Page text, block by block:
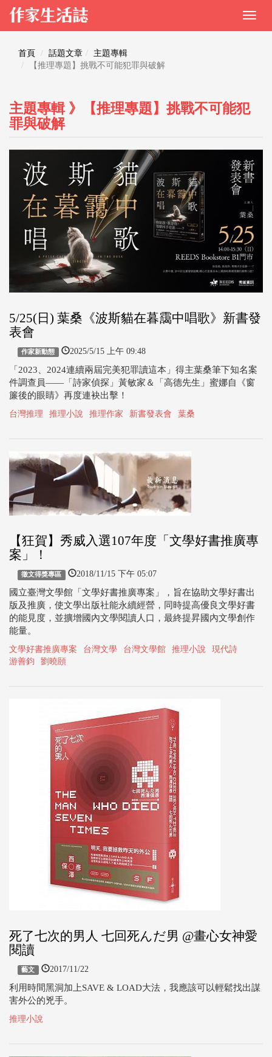
首頁 話題文章
主題專輯
【推理專題】挑戰不可能犯罪與破解
主題專輯 》【推理專題】挑戰不可能犯
罪與破解
5/25(日) 葉桑《波斯貓在暮靄中唱歌》新書發
表會
作家新動態 2025/5/15 上午 09:48
「2023、2024連續兩屆完美犯罪讀這本」得主葉桑筆下知名案
件調查員——「詩家偵探」黃敏家＆「高德先生」蜜娜自《窗
簾後的眼睛》再度連袂出擊！
台灣推理 推理小說 推理作家 新書發表會 葉桑
【狂賀】秀威入選107年度「文學好書推廣專
案」！
徵文得獎專區 2018/11/15 下午 05:07
國立臺灣文學館「文學好書推廣專案」，旨在協助文學好書出
版及推廣，使文學出版社能永續經營，同時提高優良文學好書
的能見度，並擴增國內文學閱讀人口，最終提昇國內文學創作
能量。
文學好書推廣專案 台灣文學 台灣文學館 推理小說
現代詩
游善鈞
劉曉頤
死了七次的男人 七回死んだ男 @畫心女神愛
閱讀
藝文 2017/11/22
利用時間黑洞加上SAVE & LOAD大法，我應該可以輕鬆找出謀
害外公的兇手。
推理小說